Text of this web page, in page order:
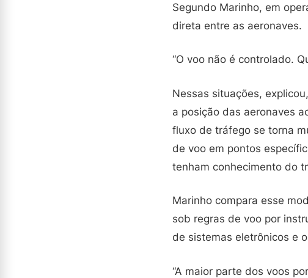
Segundo Marinho, em
direta entre as aeronaves.
“O voo não é controlado.
Nessas situações,
a posição das aeronaves
fluxo de tráfego se torna
de voo em pontos
tenham conhecimento do
Marinho compara esse
sob regras de voo por
de sistemas eletrônicos e
“A maior parte dos voos